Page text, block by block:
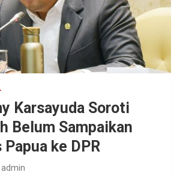
Karsayuda Soroti
Belum Sampaikan
Papua ke DPR
admin